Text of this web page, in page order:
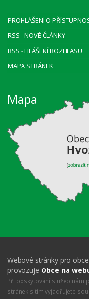
PROHLÁŠENÍ O
RSS - NOVÉ ČLÁNKY
RSS - HLÁŠENÍ ROZHLASU
MAPA STRÁNEK
Mapa
Webové stránky pro
provozuje Obce na
Při poskytování služeb nám
stránek s tím vyjadřujete